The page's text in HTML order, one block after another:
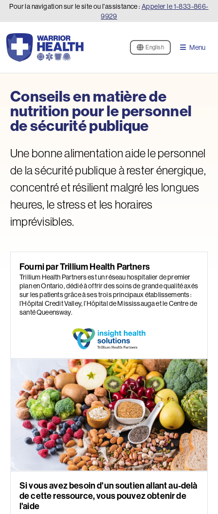
Pour la navigation sur le site ou l'assistance : Appeler le1-833-866-
9929
English Menu
Conseils en matière de
nutrition pour le personnel
de sécurité publique
Une bonne alimentation aide le personnel
de la sécurité publique à rester énergique,
concentré et résilient malgré les longues
heures, le stress et les horaires
imprévisibles.
Fourni par Trillium Health Partners
Trillium Health Partners est un réseau hospitalier de premier
plan en Ontario, dédié à offrir des soins de grande qualité axés
sur les patients grâce à ses trois principaux établissements :
l’Hôpital Credit Valley, l’Hôpital de Mississauga et le Centre de
santé Queensway.
Si vous avez besoin d'un soutien allant au-delà
de cette ressource, vous pouvez obtenir de
l'aide